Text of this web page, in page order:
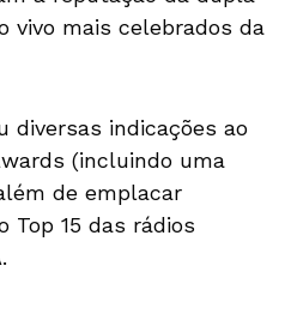
vivo mais celebrados da
diversas indicações ao
(incluindo uma
de emplacar
Top 15 das rádios